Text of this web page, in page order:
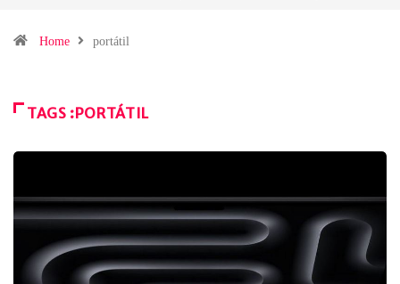
Home portátil
TAGS :PORTÁTIL